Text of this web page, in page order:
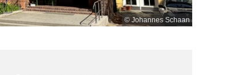
© Johannes Schaan